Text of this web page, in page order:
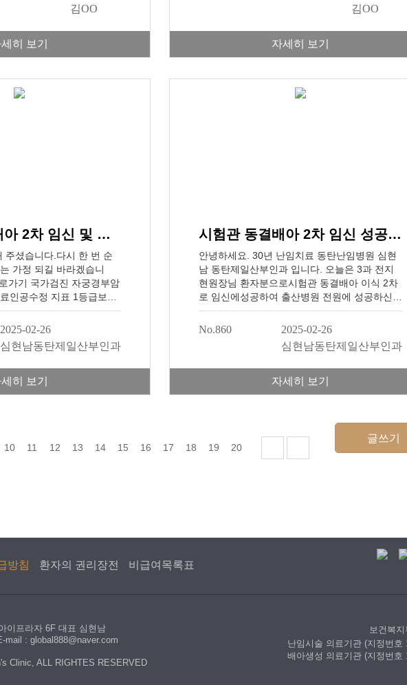
원장님께서는 다정하게 위
있었어요. 그렇게 여러 분
귀여운 저희 아이를 품에
앓아본 적이 없답니다.
김OO
히 보기
감사한 마음으로 건강하고 따뜻한 사람으로 자
용은 어떠한 경제적 대가없이 솔직하게 쓴 후기
입니다.
김OO
자세히 보기
시험관 동결배아 2차 임신 및 출산 성공 [응웬OOO언님]
주셨습니다.다시 한 번 순
가정 되길 바라겠습니
가기 국가검진 자궁경부암
인공수정 지표 1등급보건
개원, 결과로 보여드립니
립니다 임신 성공 보러가
2025-02-26
심현남동탄제일산부인과
히 보기
시험관 동결배아 2차 임신 성공, 출산병원 전원 [이O영님]
안녕하세요. 30년 난임치료 동탄난임병원 심현
남 동탄제일산부인과 입니다. 오늘은 3과 전지
현원장님 환자분으로시험관 동결배아 이식 2차
로 임신에성공하여 출산병원 전원에 성공하신이
O영 님의 편지를 소개하려합니다.3과 전지현 원
장님과 간호사 선생님께뿐만 아니라 감사의 선
저희와진심으로 감사드리며, 좋은 결과로심현남
인공수정 지표 1등급체외수정 지표 1등급보건
복지부 지정난임시술ㅣ배아생성 의료기관임신
No.860
2025-02-26
심현남동탄제일산부인과
자세히 보기
글쓰기
10 11 12 13 14 15 16 17 18 19 20
방침 환자의 권리장전 비급여목록표
이프라자 6F 대표 심현남
mail : global888@naver.com
Clinic, ALL RIGHTES RESERVED
보건복
난임시술 의료기관 (지정번호
배아생성 의료기관 (지정번호